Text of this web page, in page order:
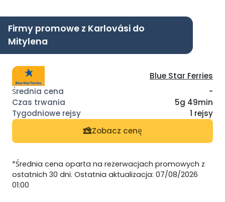
Firmy promowe z Karlovási do
Mitylena
Blue Star Ferries
-
5g 49min
1 rejsy
Zobacz cenę
*Średnia cena oparta na rezerwacjach promowych z
ostatnich 30 dni. Ostatnia aktualizacja: 07/08/2026
01:00